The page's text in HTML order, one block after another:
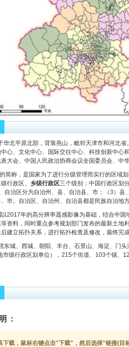
华北平原北部，背靠燕山，毗邻天津市和河北
心、文化中心、国际交往中心、科技创新中心
大会、中国人民政治协商会议全国委员会、中
简称，是国家为了进行分级管理而实行的区域
行政区、
乡级行政区三个级别；中国行政区划
自治区分为自治州、县、自治县、市；（3）县
市。自治区、自治州、自治县都是民族自治地方
以2017年的高分辨率遥感影像为基础，结合中
资料，同时重点参考规划部门发布的最新土地
建立拓扑关系，进行拓扑检查及修改，最终完
东城、西城、朝阳、丰台、石景山、海淀、门
市级行政区划单位），215个街道、103个镇、
：
下载，鼠标右键点击"下载"，然后选择"链接(目